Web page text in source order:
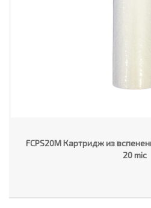
FCPS20M Картридж из
20 mic